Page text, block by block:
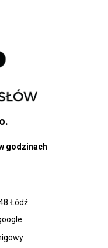
godzinach
Łódź